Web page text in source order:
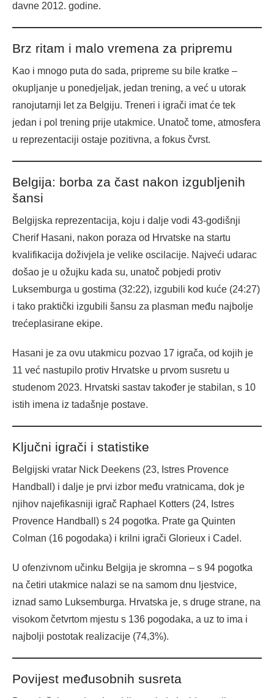
davne 2012. godine.
Brz ritam i malo vremena za pripremu
Kao i mnogo puta do sada, pripreme su bile kratke –
okupljanje u ponedjeljak, jedan trening, a već u utorak
ranojutarnji let za Belgiju. Treneri i igrači imat će tek
jedan i pol trening prije utakmice. Unatoč tome, atmosfera
u reprezentaciji ostaje pozitivna, a fokus čvrst.
Belgija: borba za čast nakon izgubljenih
šansi
Belgijska reprezentacija, koju i dalje vodi 43-godišnji
Cherif Hasani, nakon poraza od Hrvatske na startu
kvalifikacija doživjela je velike oscilacije. Najveći udarac
došao je u ožujku kada su, unatoč pobjedi protiv
Luksemburga u gostima (32:22), izgubili kod kuće (24:27)
i tako praktički izgubili šansu za plasman među najbolje
trećeplasirane ekipe.
Hasani je za ovu utakmicu pozvao 17 igrača, od kojih je
11 već nastupilo protiv Hrvatske u prvom susretu u
studenom 2023. Hrvatski sastav također je stabilan, s 10
istih imena iz tadašnje postave.
Ključni igrači i statistike
Belgijski vratar Nick Deekens (23, Istres Provence
Handball) i dalje je prvi izbor među vratnicama, dok je
njihov najefikasniji igrač Raphael Kotters (24, Istres
Provence Handball) s 24 pogotka. Prate ga Quinten
Colman (16 pogodaka) i krilni igrači Glorieux i Cadel.
U ofenzivnom učinku Belgija je skromna – s 94 pogotka
na četiri utakmice nalazi se na samom dnu ljestvice,
iznad samo Luksemburga. Hrvatska je, s druge strane, na
visokom četvrtom mjestu s 136 pogodaka, a uz to ima i
najbolji postotak realizacije (74,3%).
Povijest međusobnih susreta